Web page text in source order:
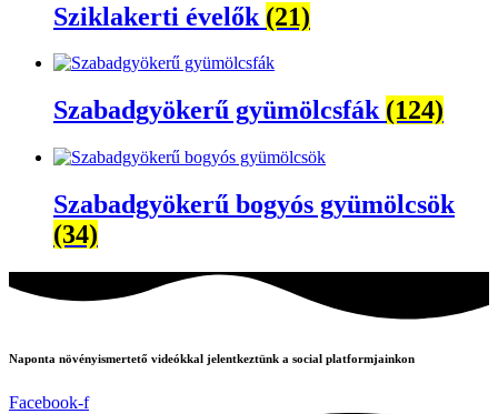
Sziklakerti évelők (21)
Szabadgyökerű gyümölcsfák (124)
Szabadgyökerű bogyós gyümölcsök
(34)
Naponta növényismertető videókkal jelentkeztünk a social platformjainkon
Facebook-f